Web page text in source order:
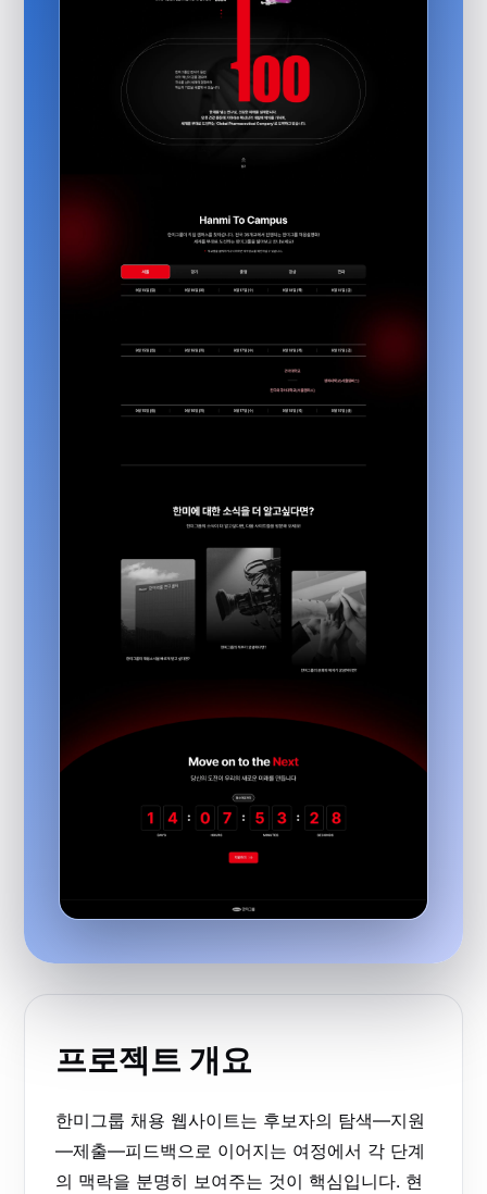
프로젝트 개요
한미그룹 채용 웹사이트는 후보자의 탐색—지원
—제출—피드백으로 이어지는 여정에서 각 단계
의 맥락을 분명히 보여주는 것이 핵심입니다. 현